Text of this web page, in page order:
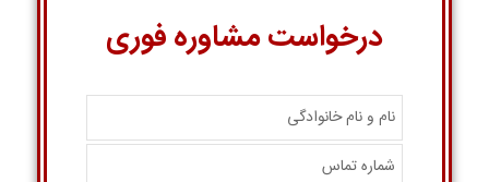
درخواست مشاوره فوری